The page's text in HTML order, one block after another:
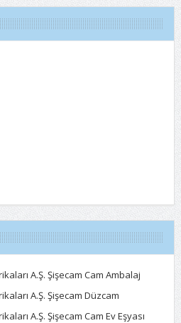
A.Ş. Şişecam Cam Ambalaj
A.Ş. Şişecam Düzcam
A.Ş. Şişecam Cam Ev Eşyası